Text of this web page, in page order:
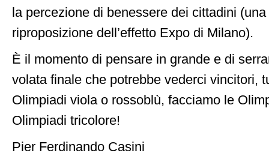
la percezione di benessere dei cittadini
riproposizione dell’effetto Expo di Milano).
È il momento di pensare in grande e di
volata finale che potrebbe vederci vincitori,
Olimpiadi viola o rossoblù, facciamo le
Olimpiadi tricolore!
Pier Ferdinando Casini